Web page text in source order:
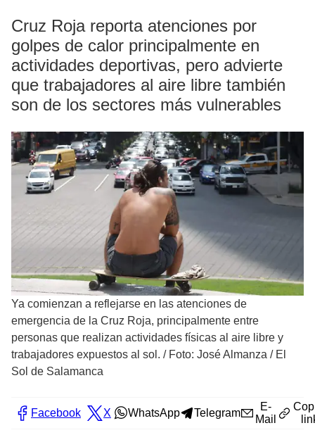
Cruz Roja reporta atenciones por
golpes de calor principalmente en
actividades deportivas, pero advierte
que trabajadores al aire libre también
son de los sectores más vulnerables
Ya comienzan a reflejarse en las atenciones de
emergencia de la Cruz Roja, principalmente entre
personas que realizan actividades físicas al aire libre y
trabajadores expuestos al sol. / Foto: José Almanza / El
Sol de Salamanca
Facebook X WhatsApp Telegram
E-
Mail